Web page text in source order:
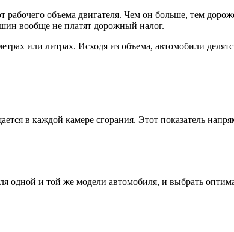
рабочего объема двигателя. Чем он больше, тем
вообще не платят дорожный налог.
или литрах. Исходя из объема, автомобили
в каждой камере сгорания. Этот показатель
одной и той же модели автомобиля, и выбрать